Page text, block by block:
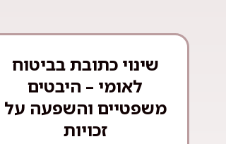
שינוי כתובת בביטוח
לאומי – היבטים
משפטיים והשפעה על
זכויות